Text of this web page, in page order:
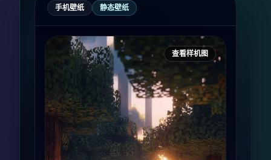
手机壁纸 静态壁纸
查看样机图